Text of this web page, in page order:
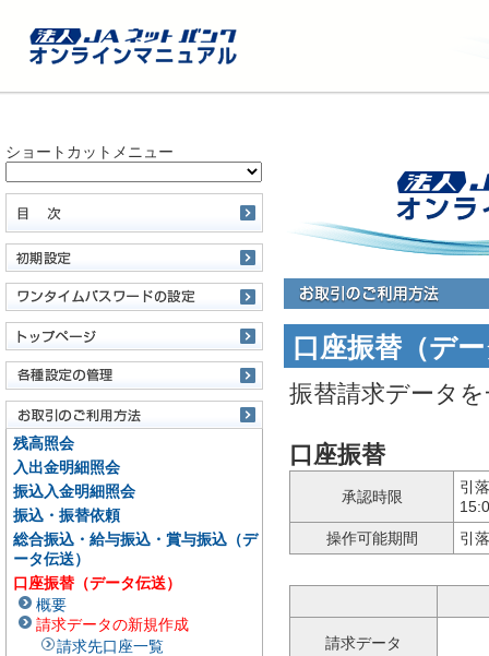
ショートカットメニュー
残高照会
入出金明細照会
振込入金明細照会
振込・振替依頼
総合振込・給与振込・賞与振込（デ
ータ伝送）
口座振替（データ伝送）
概要
請求データの新規作成
請求先口座一覧
口座振替（デ
振替請求データ
口座振替
承認時限
引
操作可能期間
引
請求データ